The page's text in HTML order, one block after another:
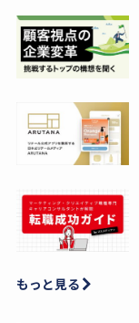
もっと見る